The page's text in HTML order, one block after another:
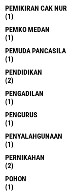
PEMIKIRAN CAK NUR
(1)
PEMKO MEDAN
(1)
PEMUDA PANCASILA
(1)
PENDIDIKAN
(2)
PENGADILAN
(1)
PENGURUS
(1)
PENYALAHGUNAAN
(1)
PERNIKAHAN
(2)
POHON
(1)